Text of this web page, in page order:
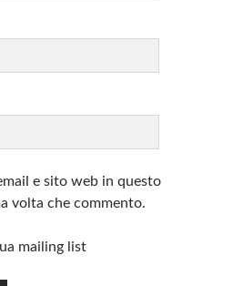
e sito web in questo
volta che commento.
mailing list